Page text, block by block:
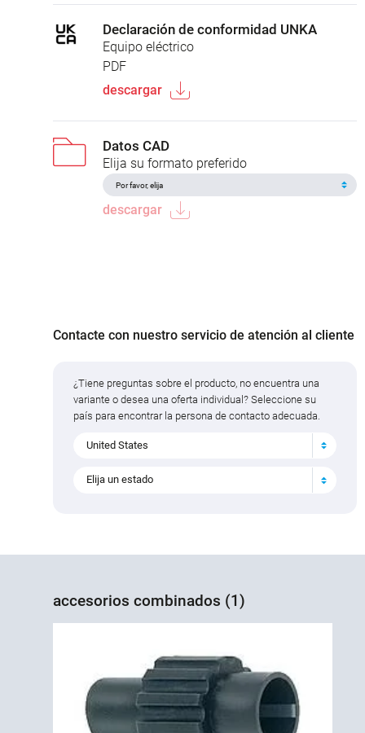
Declaración de conformidad UNKA
Equipo eléctrico
PDF
descargar
Datos CAD
Elija su formato preferido
descargar
Contacte con nuestro servicio de atención al cliente
¿Tiene preguntas sobre el producto, no encuentra una
variante o desea una oferta individual? Seleccione su
país para encontrar la persona de contacto adecuada.
United States
Elija un estado
accesorios combinados (1)